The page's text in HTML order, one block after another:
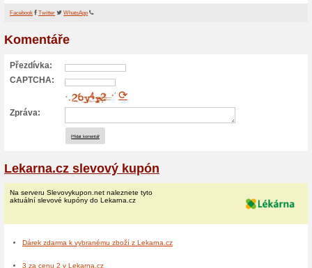
produkty potěší každého,
peněženku. S Alpro
mandlový nápoj, navíc
miluje zdravé mlsání, nebo
slevou skvělou volbou.
dárkem pro všechny, kteří
Péče o pokožku: Darujte